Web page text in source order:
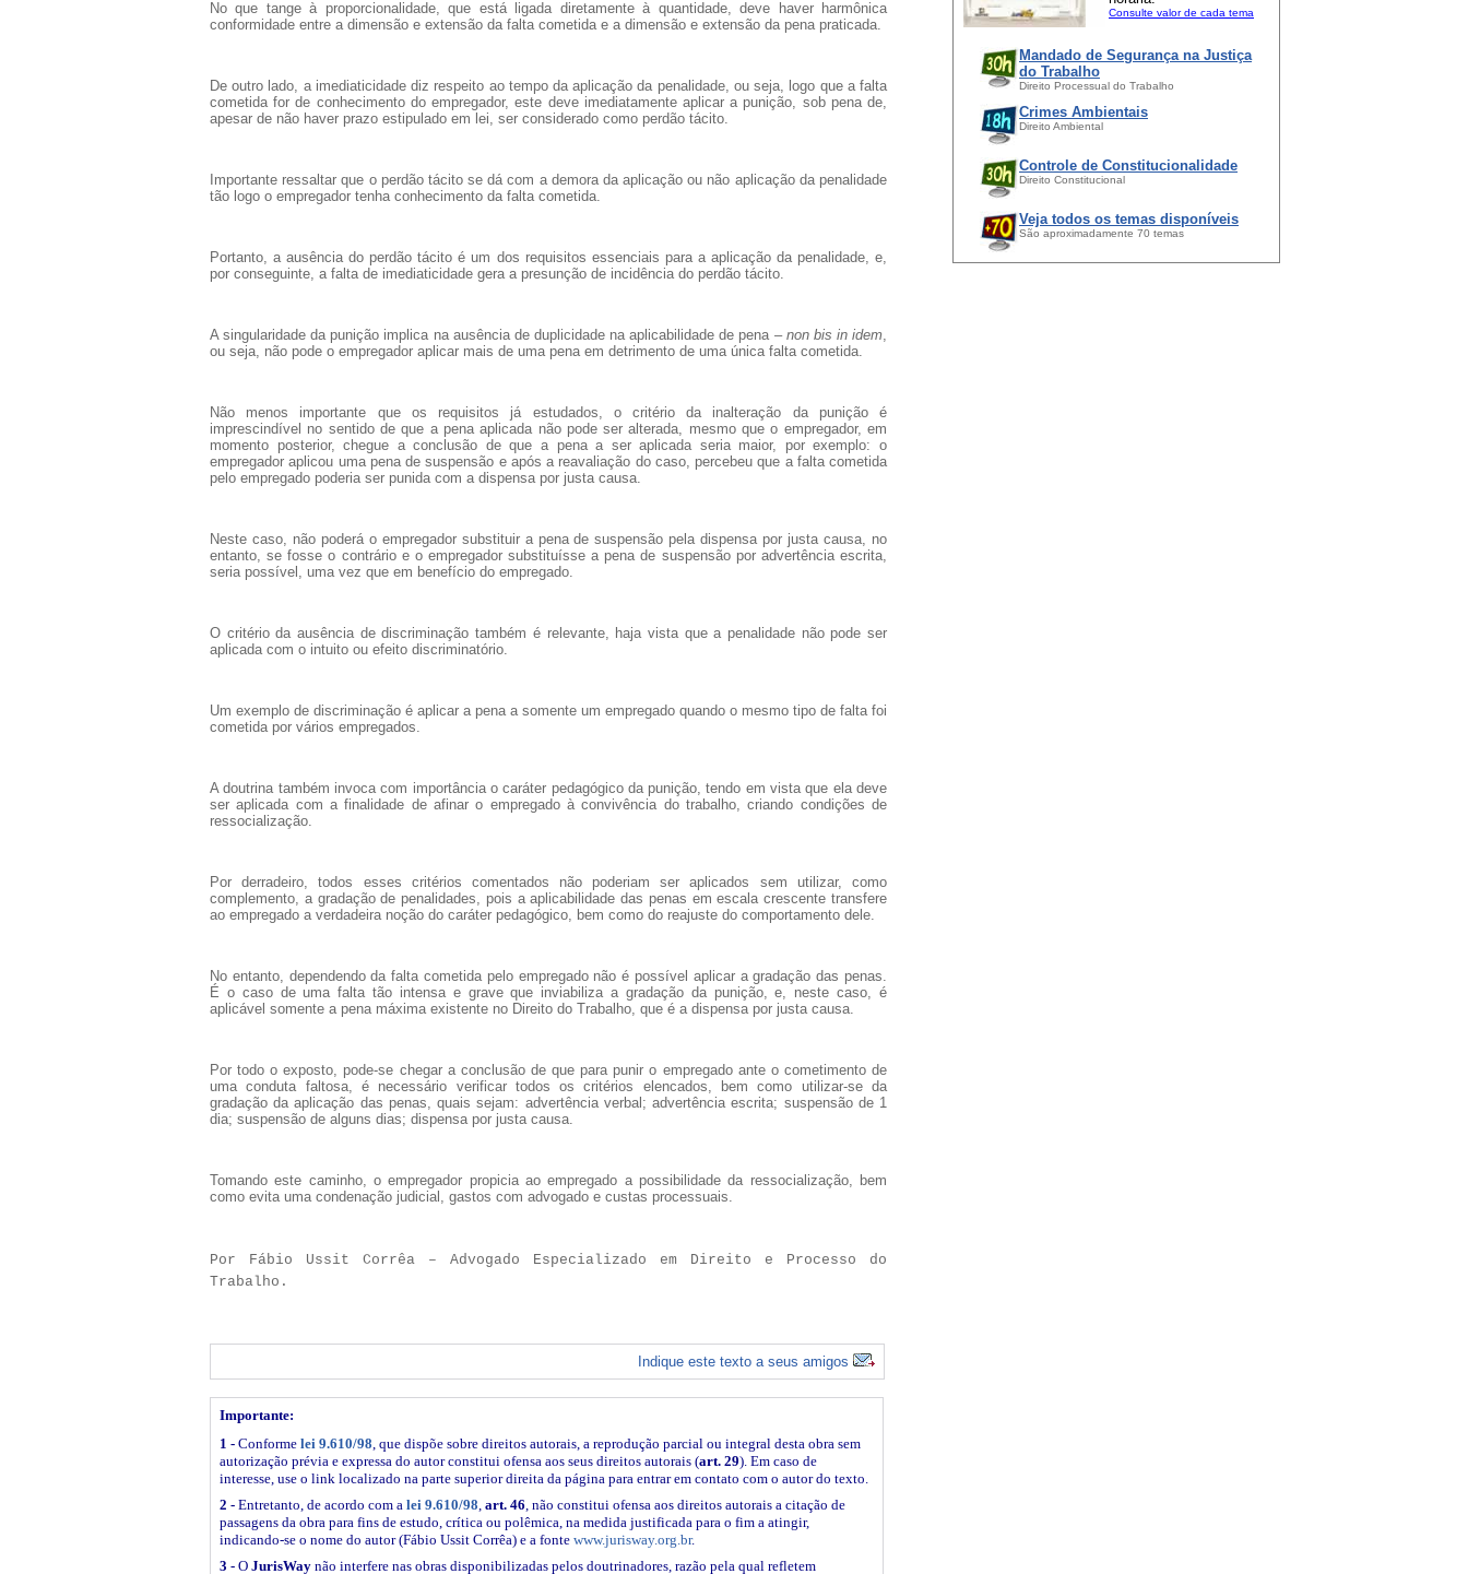
Consulte valor de cada tema
Mandado de Segurança na Justiça
do Trabalho
Direito Processual do Trabalho
Crimes Ambientais
Direito Ambiental
Controle de Constitucionalidade
Direito Constitucional
Veja todos os temas disponíveis
São aproximadamente 70 temas
No que tange à proporcionalidade, que está ligada diretamente à quantidade, deve haver harmônica
conformidade entre a dimensão e extensão da falta cometida e a dimensão e extensão da pena praticada.
De outro lado, a imediaticidade diz respeito ao tempo da aplicação da penalidade, ou seja, logo que a falta
cometida for de conhecimento do empregador, este deve imediatamente aplicar a punição, sob pena de,
apesar de não haver prazo estipulado em lei, ser considerado como perdão tácito.
Importante ressaltar que o perdão tácito se dá com a demora da aplicação ou não aplicação da penalidade
tão logo o empregador tenha conhecimento da falta cometida.
Portanto, a ausência do perdão tácito é um dos requisitos essenciais para a aplicação da penalidade, e,
por conseguinte, a falta de imediaticidade gera a presunção de incidência do perdão tácito.
A singularidade da punição implica na ausência de duplicidade na aplicabilidade de pena – non bis in idem
ou seja, não pode o empregador aplicar mais de uma pena em detrimento de uma única falta cometida.
Não menos importante que os requisitos já estudados, o critério da inalteração da punição é
imprescindível no sentido de que a pena aplicada não pode ser alterada, mesmo que o empregador, em
momento posterior, chegue a conclusão de que a pena a ser aplicada seria maior, por exemplo: o
empregador aplicou uma pena de suspensão e após a reavaliação do caso, percebeu que a falta cometida
pelo empregado poderia ser punida com a dispensa por justa causa.
Neste caso, não poderá o empregador substituir a pena de suspensão pela dispensa por justa causa, no
entanto, se fosse o contrário e o empregador substituísse a pena de suspensão por advertência escrita,
seria possível, uma vez que em benefício do empregado.
O critério da ausência de discriminação também é relevante, haja vista que a penalidade não pode ser
aplicada com o intuito ou efeito discriminatório.
Um exemplo de discriminação é aplicar a pena a somente um empregado quando o mesmo tipo de falta foi
cometida por vários empregados.
A doutrina também invoca com importância o caráter pedagógico da punição, tendo em vista que ela deve
ser aplicada com a finalidade de afinar o empregado à convivência do trabalho, criando condições de
ressocialização.
Por derradeiro, todos esses critérios comentados não poderiam ser aplicados sem utilizar, como
complemento, a gradação de penalidades, pois a aplicabilidade das penas em escala crescente transfere
ao empregado a verdadeira noção do caráter pedagógico, bem como do reajuste do comportamento dele.
No entanto, dependendo da falta cometida pelo empregado não é possível aplicar a gradação das penas.
É o caso de uma falta tão intensa e grave que inviabiliza a gradação da punição, e, neste caso, é
aplicável somente a pena máxima existente no Direito do Trabalho, que é a dispensa por justa causa.
Por todo o exposto, pode-se chegar a conclusão de que para punir o empregado ante o cometimento de
uma conduta faltosa, é necessário verificar todos os critérios elencados, bem como utilizar-se da
gradação da aplicação das penas, quais sejam: advertência verbal; advertência escrita; suspensão de 1
dia; suspensão de alguns dias; dispensa por justa causa.
Tomando este caminho, o empregador propicia ao empregado a possibilidade da ressocialização, bem
como evita uma condenação judicial, gastos com advogado e custas processuais.
Por Fábio Ussit Corrêa – Advogado Especializado em Direito e Processo do
Trabalho.
Indique este texto a seus amigos
Importante:
1 - Conforme lei 9.610/98 , que dispõe sobre direitos autorais, a reprodução parcial ou integral desta obra sem
autorização prévia e expressa do autor constitui ofensa aos seus direitos autorais (art. 29). Em caso de
interesse, use o link localizado na parte superior direita da página para entrar em contato com o autor do texto.
2 - Entretanto, de acordo com a lei 9.610/98 art. 46 , não constitui ofensa aos direitos autorais a citação de
passagens da obra para fins de estudo, crítica ou polêmica, na medida justificada para o fim a atingir,
indicando-se o nome do autor (Fábio Ussit Corrêa) e a fonte www.jurisway.org.br.
3 - O JurisWay não interfere nas obras disponibilizadas pelos doutrinadores, razão pela qual refletem